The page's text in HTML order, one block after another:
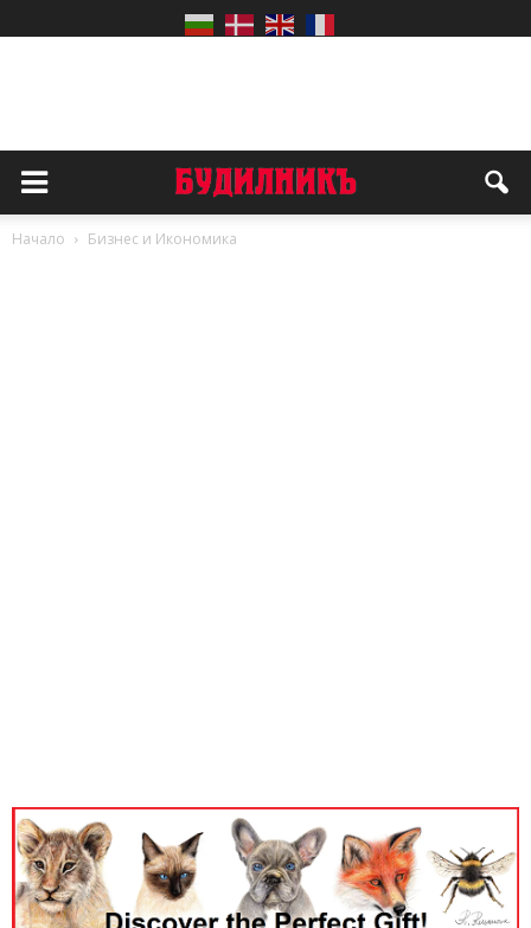
Начало Бизнес и Икономика